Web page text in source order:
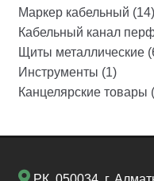
Маркер кабельный (14)
Кабельный канал
Щиты металлические
Инструменты (1)
Канцелярские товары